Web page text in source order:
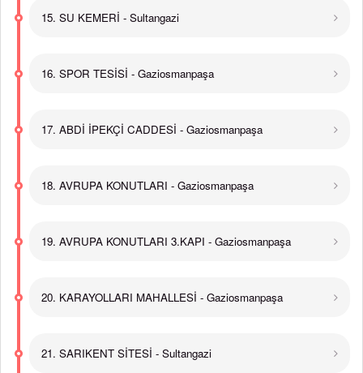
15. SU KEMERİ - Sultangazi
16. SPOR TESİSİ - Gaziosmanpaşa
17. ABDİ İPEKÇİ CADDESİ - Gaziosmanpaşa
18. AVRUPA KONUTLARI - Gaziosmanpaşa
19. AVRUPA KONUTLARI 3.KAPI - Gaziosmanpaşa
20. KARAYOLLARI MAHALLESİ - Gaziosmanpaşa
21. SARIKENT SİTESİ - Sultangazi